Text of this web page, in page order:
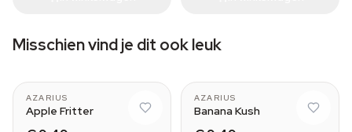
Misschien vind je dit ook leuk
AZARIUS
Apple Fritter
AZARIUS
Banana Kush